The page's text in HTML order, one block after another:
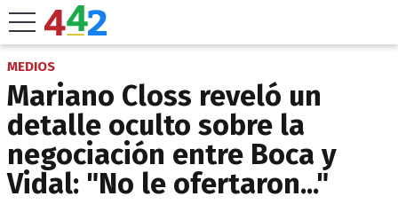
MEDIOS
Mariano Closs reveló un
detalle oculto sobre la
negociación entre Boca y
Vidal: "No le ofertaron..."